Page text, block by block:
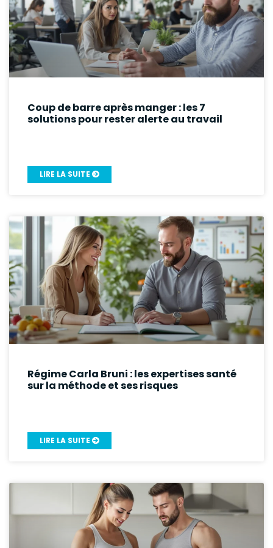
Coup de barre après manger : les 7
solutions pour rester alerte au travail
LIRE LA SUITE
Régime Carla Bruni : les expertises santé
sur la méthode et ses risques
LIRE LA SUITE